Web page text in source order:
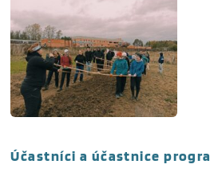
Účastníci a účastnice